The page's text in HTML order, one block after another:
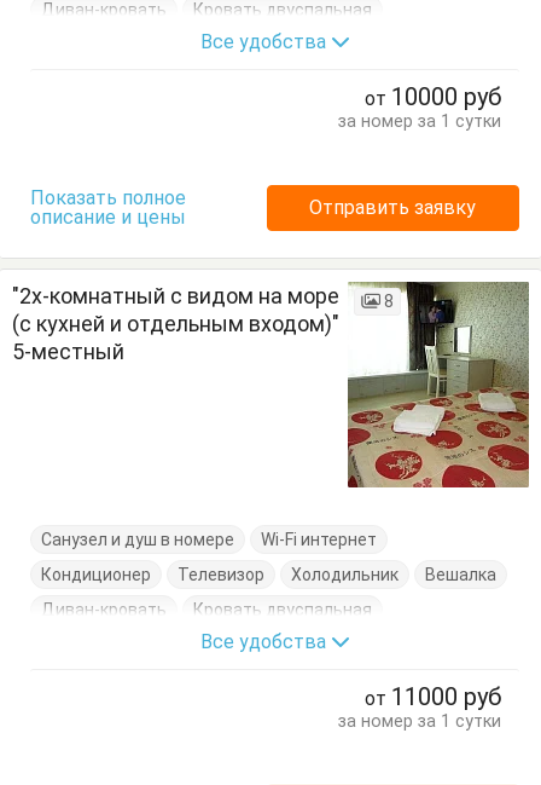
Диван-кровать
Кровать двуспальная
Обеденный стол
Все удобства
от 10000 руб
за номер за 1 сутки
Показать полное
описание и цены
Отправить заявку
"2х-комнатный с видом на море
(с кухней и отдельным входом)"
5-местный
8
Санузел и душ в номере
Wi-Fi интернет
Кондиционер
Телевизор Холодильник
Вешалка
Диван-кровать
Кровать двуспальная
Обеденный стол
Все удобства
от 11000 руб
за номер за 1 сутки